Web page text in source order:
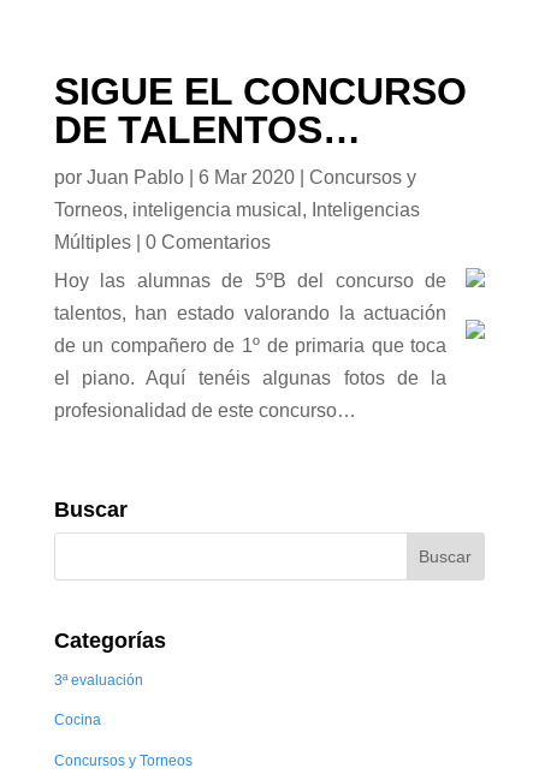
SIGUE EL CONCURSO
DE TALENTOS…
por Juan Pablo| 6 Mar 2020| Concursos y
Torneos, inteligencia musical , Inteligencias
Múltiples| 0 Comentarios
Hoy las alumnas de 5ºB del concurso de
talentos, han estado valorando la actuación
de un compañero de 1º de primaria que toca
el piano. Aquí tenéis algunas fotos de la
profesionalidad de este concurso…
Buscar
Categorías
3ª evaluación
Cocina
Concursos y Torneos